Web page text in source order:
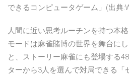
できるコンピュータゲーム」(出典
人間に近い思考ルーチンを持つ本
モードは麻雀賭博の世界を舞台に
と、ストーリー麻雀にも登場する
ターから3人を選んで対局できる「